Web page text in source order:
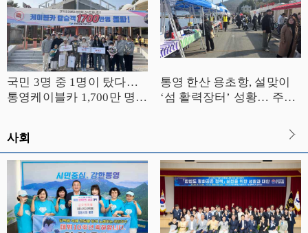
국민 3명 중 1명이 탔다…
통영케이블카 1,700만 명
통영 한산 용초항, 설맞이
‘섬 활력장터’ 성황… 주민
사회